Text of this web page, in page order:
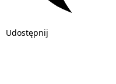
Udostępnij